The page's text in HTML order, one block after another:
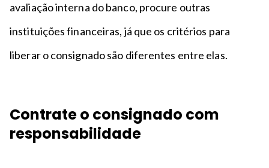
avaliação interna do banco, procure outras
instituições financeiras, já que os critérios para
liberar o consignado são diferentes entre elas.
Contrate o consignado com
responsabilidade